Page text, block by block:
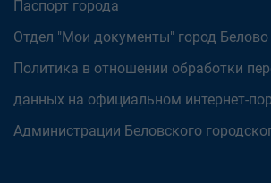
Паспорт города
Отдел "Мои документы" город Белово
Политика в отношении обработки
данных на официальном интернет-
Администрации Беловского